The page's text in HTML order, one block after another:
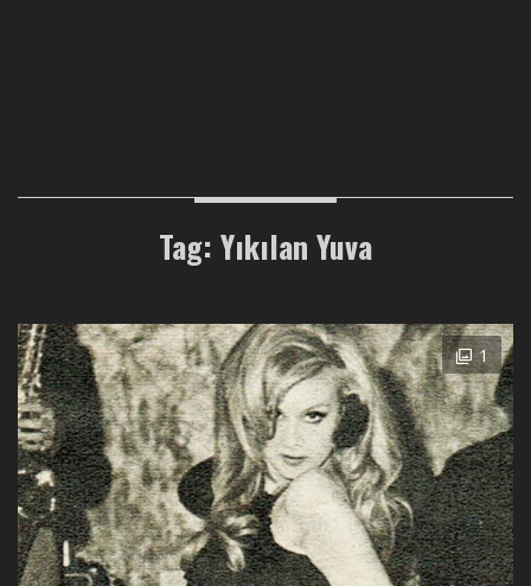
Tag: Yıkılan Yuva
1